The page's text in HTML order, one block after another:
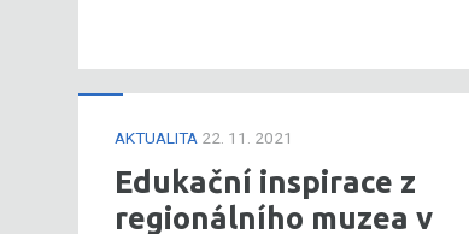
AKTUALITA 22. 11. 2021
Edukační inspirace z
regionálního muzea v